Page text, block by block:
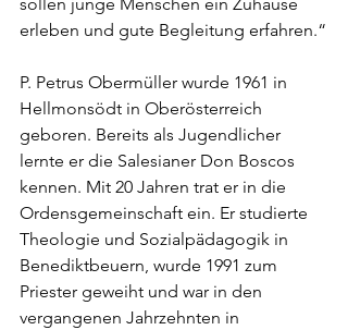
erleben und gute Begleitung erfahren.“
P. Petrus Obermüller wurde 1961 in
Hellmonsödt in Oberösterreich
geboren. Bereits als Jugendlicher
lernte er die Salesianer Don Boscos
kennen. Mit 20 Jahren trat er in die
Ordensgemeinschaft ein. Er studierte
Theologie und Sozialpädagogik in
Benediktbeuern, wurde 1991 zum
Priester geweiht und war in den
vergangenen Jahrzehnten in